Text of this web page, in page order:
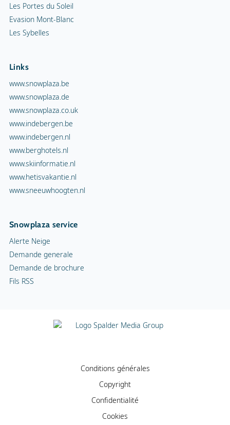
Les Portes du Soleil
Evasion Mont-Blanc
Les Sybelles
Links
www.snowplaza.be
www.snowplaza.de
www.snowplaza.co.uk
www.indebergen.be
www.indebergen.nl
www.berghotels.nl
www.skiinformatie.nl
www.hetisvakantie.nl
www.sneeuwhoogten.nl
Snowplaza service
Alerte Neige
Demande generale
Demande de brochure
Fils RSS
Conditions générales
Copyright
Confidentialité
Cookies